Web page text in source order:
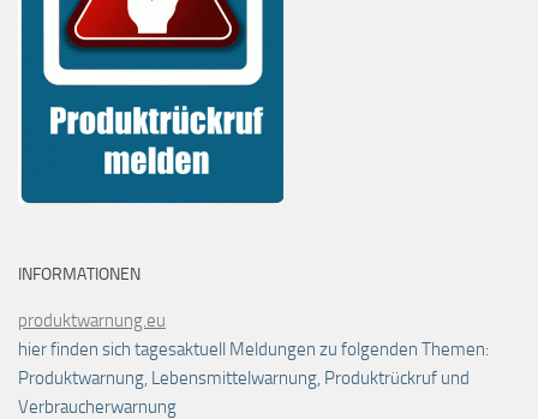
INFORMATIONEN
produktwarnung.eu
hier finden sich tagesaktuell Meldungen zu folgenden Themen:
Produktwarnung, Lebensmittelwarnung, Produktrückruf und
Verbraucherwarnung